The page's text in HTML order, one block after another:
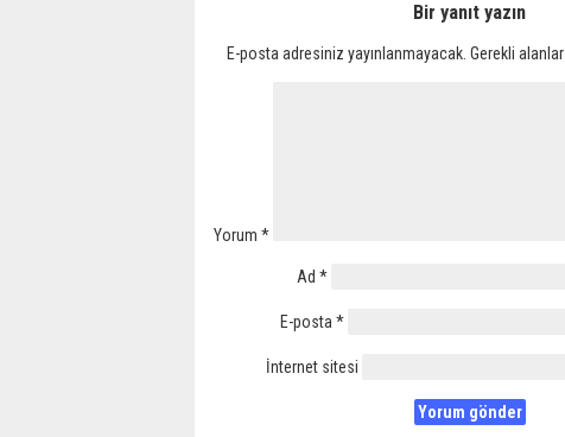
Bir yanıt yazın
E-posta adresiniz yayınlanmayacak. Gerekli alanlar
Yorum *
Ad *
E-posta *
İnternet sitesi